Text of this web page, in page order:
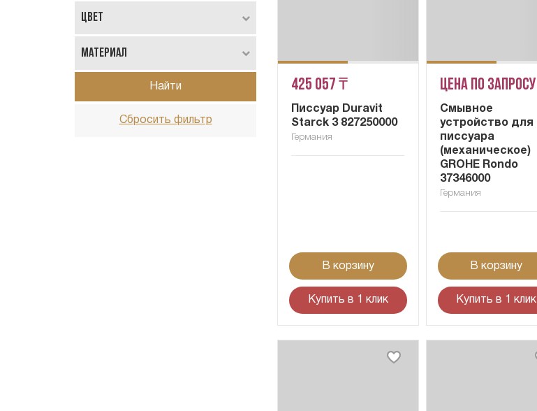
Цвет
Материал
Найти
Сбросить фильтр
425 057 ₸
Писсуар Duravit
Starck 3 827250000
Германия
В корзину
Купить в 1 клик
Цена по запросу
Смывное
устройство для
писсуара
(механическое)
GROHE Rondo
37346000
Германия
В корзину
Купить в 1 клик